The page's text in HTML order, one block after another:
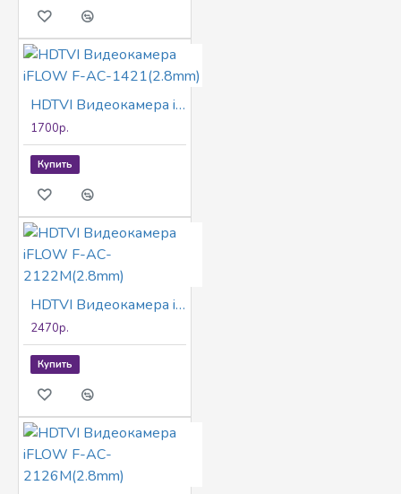
HDTVI Видеокамера iFLOW F-AC-1421(2.8mm)
1700р.
Купить
HDTVI Видеокамера iFLOW F-AC-2122M(2.8mm)
2470р.
Купить